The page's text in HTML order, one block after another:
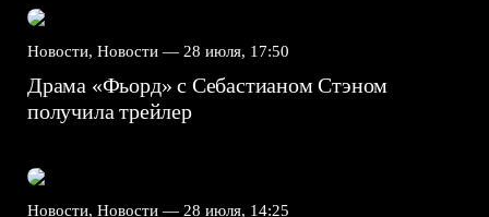
Новости, Новости — 28 июля, 17:50
Драма «Фьорд» с Себастианом Стэном
получила трейлер
Новости, Новости — 28 июля, 14:25